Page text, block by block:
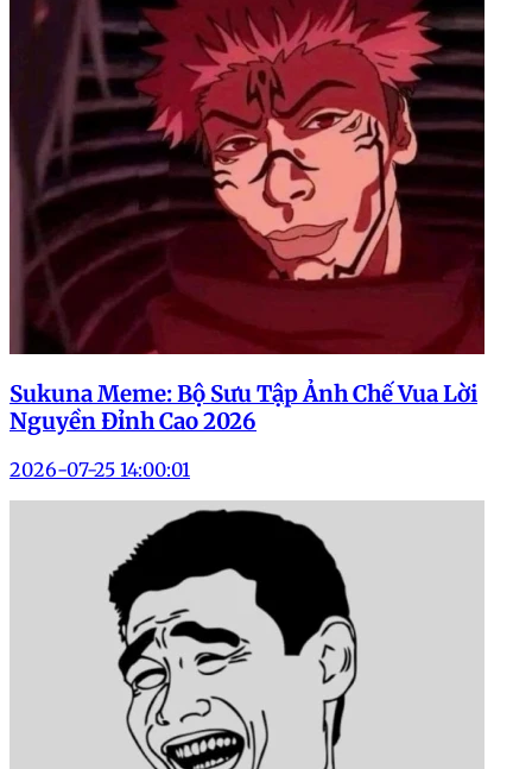
Sukuna Meme: Bộ Sưu Tập Ảnh Chế Vua Lời
Nguyền Đỉnh Cao 2026
2026-07-25 14:00:01